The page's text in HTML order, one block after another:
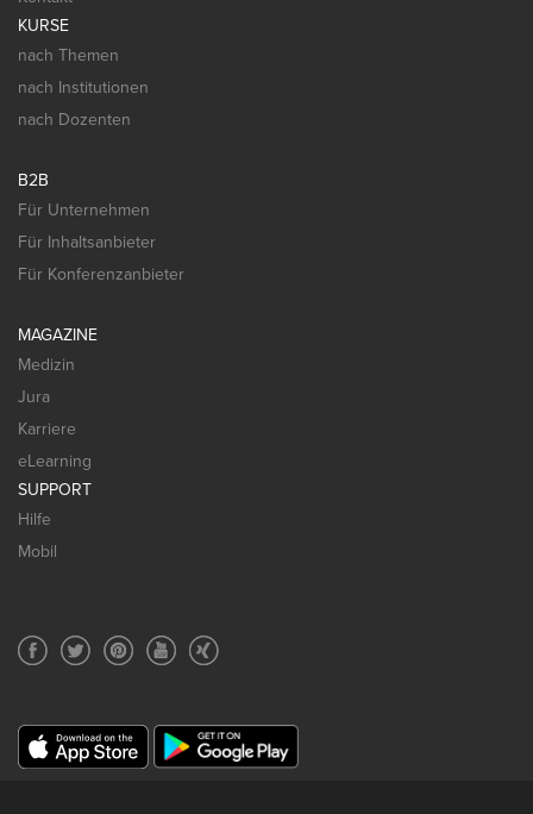
KURSE
nach Themen
nach Institutionen
nach Dozenten
B2B
Für Unternehmen
Für Inhaltsanbieter
Für Konferenzanbieter
MAGAZINE
Medizin
Jura
Karriere
eLearning
SUPPORT
Hilfe
Mobil